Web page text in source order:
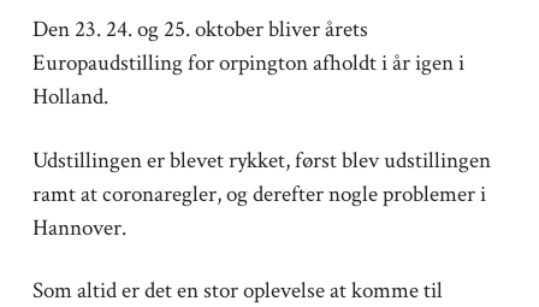
Den 23. 24. og 25. oktober bliver årets
Europaudstilling for orpington afholdt i år igen i
Holland.
Udstillingen er blevet rykket, først blev udstillingen
ramt at coronaregler, og derefter nogle problemer i
Hannover.
Som altid er det en stor oplevelse at komme til